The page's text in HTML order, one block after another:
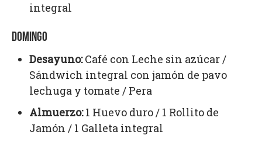
integral
DOMINGO
Desayuno:Café con Leche sin azúcar /
Sándwich integral con jamón de pavo
lechuga y tomate / Pera
Almuerzo:1 Huevo duro / 1 Rollito de
Jamón / 1 Galleta integral